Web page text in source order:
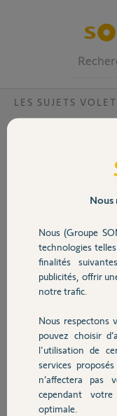
Volet
Sécurité
Domotique
Chauffage
Autres produits
LES SUJETS VOLET
Bonjour, je n’arrive pas
il y a environ 2 mois
Réponses
Bonjour Maelys,
Je ne vois pas de
Je vous invite à
afin d'être guidée.
Merci,
Nous
Nous (Groupe
technologies
finalités
publicités, offrir
notre trafic.
Nous respectons
pouvez choisir
l'utilisation de
services
n’affectera
cependant
optimale.